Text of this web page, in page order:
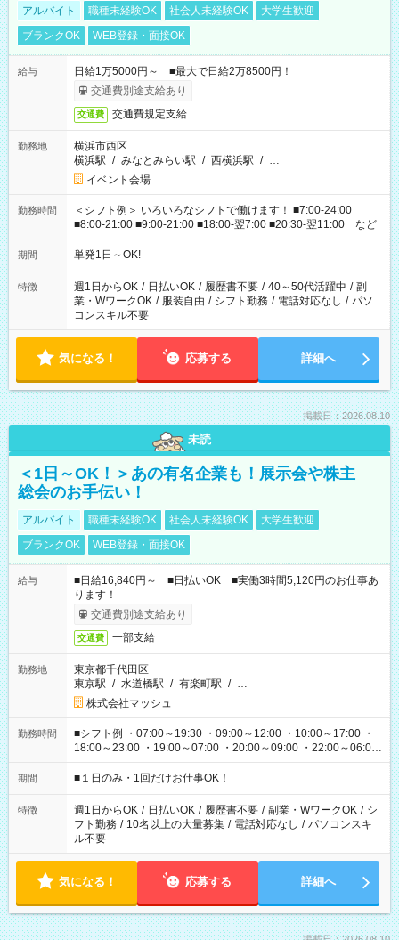
アルバイト 職種未経験OK 社会人未経験OK
大学生歓迎
ブランクOK
WEB登録・面接OK
給与
日給1万5000円～ ■最大で日給2万8500円！
交通費別途支給あり
交通費 交通費規定支給
勤務地
横浜市西区
横浜駅 / みなとみらい駅 / 西横浜駅 / …
イベント会場
勤務時間
＜シフト例＞ いろいろなシフトで働けます！ ■7:00-24:00
■8:00-21:00 ■9:00-21:00 ■18:00-翌7:00 ■20:30-翌11:00 など
期間 単発1日～OK!
特徴 週1日からOK / 日払いOK / 履歴書不要 / 40～50代活躍中 / 副
業・WワークOK / 服装自由 / シフト勤務 / 電話対応なし / パソ
コンスキル不要
気になる！ 応募する 詳細へ
掲載日：2026.08.10
未読
＜1日～OK！＞あの有名企業も！展示会や株主
総会のお手伝い！
アルバイト 職種未経験OK 社会人未経験OK
大学生歓迎
ブランクOK
WEB登録・面接OK
給与
■日給16,840円～ ■日払いOK ■実働3時間5,120円のお仕事あ
ります！
交通費別途支給あり
交通費 一部支給
勤務地
東京都千代田区
東京駅 / 水道橋駅 / 有楽町駅 / …
株式会社マッシュ
勤務時間
■シフト例 ・07:00～19:30 ・09:00～12:00 ・10:00～17:00 ・
18:00～23:00 ・19:00～07:00 ・20:00～09:00 ・22:00～06:00
etc ★最短で3時間で5,120円のお仕事から 15時間で2万円近く稼
げるお仕事も！ ご希望のお時間に合わせてご紹介！ ※シフトは
ください！
期間 ■１日のみ・1回だけお仕事OK！
特徴 週1日からOK / 日払いOK / 履歴書不要 / 副業・WワークOK / シ
フト勤務 / 10名以上の大量募集 / 電話対応なし / パソコンスキ
ル不要
気になる！ 応募する 詳細へ